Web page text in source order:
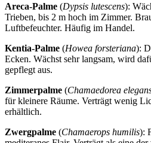
Areca-Palme (Dypsis lutescens):
Trieben, bis 2 m hoch im Zimmer.
Luftbefeuchter. Häufig im Handel.
Kentia-Palme (Howea forsteriana):
Ecken. Wächst sehr langsam, wird
gepflegt aus.
Zimmerpalme (Chamaedorea
für kleinere Räume. Verträgt wenig
erhältlich.
Zwergpalme (Chamaerops humilis):